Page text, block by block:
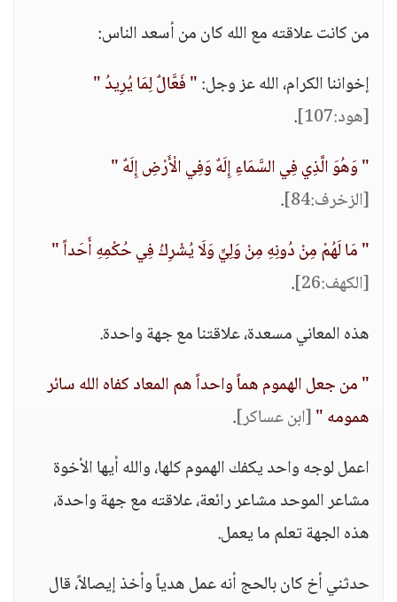
من كانت علاقته مع الله كان من أسعد الناس:
إخواننا الكرام، الله عز وجل:" فَعَّالٌ لِمَا يُرِيدُ "
[هود:107]
.
" وَهُوَ الَّذِي فِي السَّمَاءِ إِلَهٌ وَفِي الْأَرْضِ إِلَهٌ "
[الزخرف:84]
.
" مَا لَهُمْ مِنْ دُونِهِ مِنْ وَلِيٍّ وَلَا يُشْرِكُ فِي حُكْمِهِ أَحَداً "
[الكهف:26]
.
هذه المعاني مسعدة، علاقتنا مع جهة واحدة.
" من جعل الهموم هماً واحداً هم المعاد كفاه الله سائر
همومه "[ابن عساكر].
اعمل لوجه واحد يكفك الهموم كلها، والله أيها الأخوة
مشاعر الموحد مشاعر رائعة، علاقته مع جهة واحدة،
هذه الجهة تعلم ما يعمل.
حدثني أخ كان بالحج أنه عمل هدياً وأخذ إيصالاً، قال